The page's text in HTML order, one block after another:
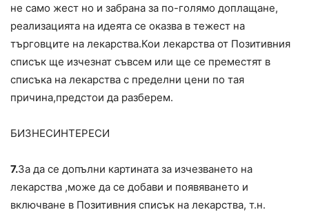
не само жест но и забрана за по-голямо доплащане,
реализацията на идеята се оказва в тежест на
търговците на лекарства.Кои лекарства от Позитивния
списък ще изчезнат съвсем или ще се преместят в
списъка на лекарства с пределни цени по тая
причина,предстои да разберем.
БИЗНЕСИНТЕРЕСИ
7.За да се допълни картината за изчезването на
лекарства ,може да се добави и появяването и
включване в Позитивния списък на лекарства, т.н.